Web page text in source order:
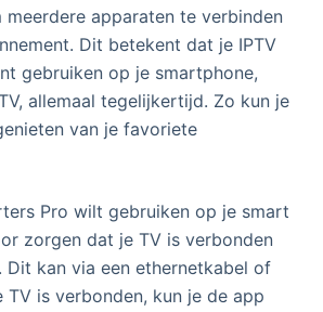
meerdere apparaten te verbinden
Dit betekent dat je IPTV
gebruiken op je smartphone,
allemaal tegelijkertijd. Zo kun je
van je favoriete
Pro wilt gebruiken op je smart
zorgen dat je TV is verbonden
Dit kan via een ethernetkabel of
is verbonden, kun je de app